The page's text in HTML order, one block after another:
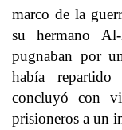
marco de la
su hermano
pugnaban por
había
concluyó con
prisioneros a un